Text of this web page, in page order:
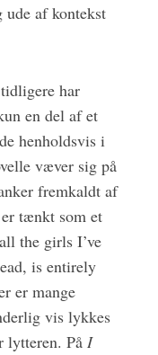
ude af kontekst
har
en del af et
henholdsvis i
væver sig på
fremkaldt af
tænkt som et
the girls I’ve
is entirely
er mange
vis lykkes
lytteren. På I